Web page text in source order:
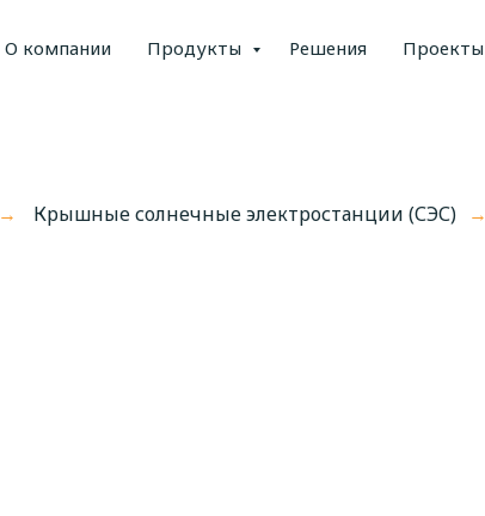
О компании Продукты Решения Проекты
→ Крышные солнечные электростанции (СЭС) →